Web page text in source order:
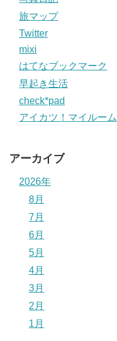
旅マップ
Twitter
mixi
はてなブックマーク
早起き生活
check*pad
アイカツ！マイルーム
アーカイブ
2026年
8月
7月
6月
5月
4月
3月
2月
1月